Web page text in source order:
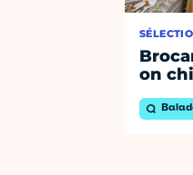
on